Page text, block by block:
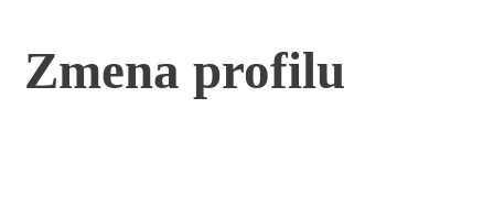
Zmena profilu